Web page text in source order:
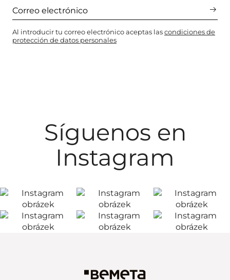
Al introducir tu correo electrónico aceptas lascondiciones de
protección de datos personales
Síguenos en
Instagram